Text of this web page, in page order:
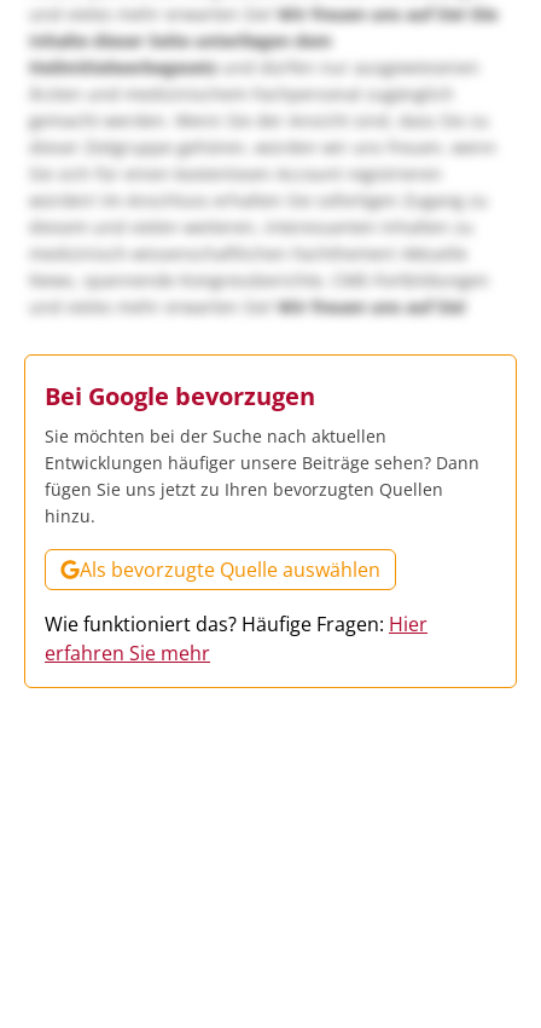
und vieles mehr erwarten Sie!Wir freuen uns auf Sie! Die
Inhalte dieser Seite unterliegen dem
Heilmittelwerbegesetzund dürfen nur ausgewiesenen
Ärzten und medizinischem Fachpersonal zugänglich
gemacht werden. Wenn Sie der Ansicht sind, dass Sie zu
dieser Zielgruppe gehören, würden wir uns freuen, wenn
Sie sich für einen kostenlosen Account registrieren
würden! Im Anschluss erhalten Sie sofortigen Zugang zu
diesem und vielen weiteren, interessanten Inhalten zu
medizinisch-wissenschaftlichen Fachthemen! Aktuelle
News, spannende Kongressberichte, CME-Fortbildungen
und vieles mehr erwarten Sie!Wir freuen uns auf Sie!
Bei Google bevorzugen
Sie möchten bei der Suche nach aktuellen
Entwicklungen häufiger unsere Beiträge sehen? Dann
fügen Sie uns jetzt zu Ihren bevorzugten Quellen
hinzu.
Als bevorzugte Quelle auswählen
Wie funktioniert das? Häufige Fragen: Hier
erfahren Sie mehr